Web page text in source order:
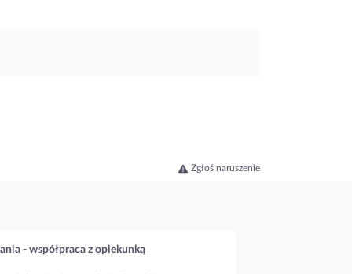
Zgłoś naruszenie
- współpraca z opiekunką